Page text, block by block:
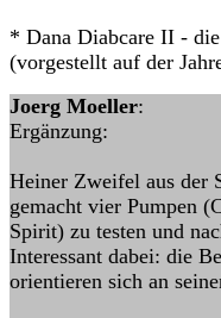
* Dana Diabcare II -
(vorgestellt auf der
Joerg Moeller:
Ergänzung:
Heiner Zweifel aus der
gemacht vier Pumpen
Spirit) zu testen und
Interessant dabei: die
orientieren sich an